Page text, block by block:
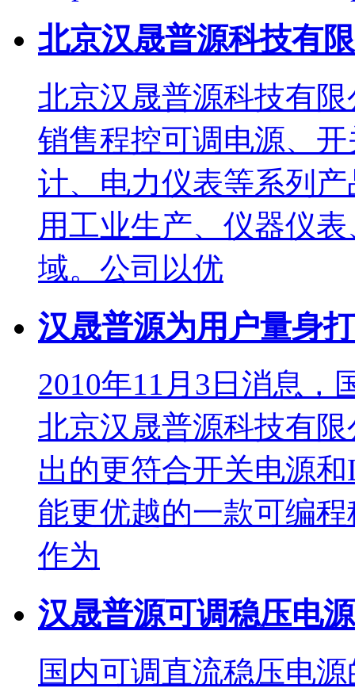
北京汉晟普源科技有
北京汉晟普源科技有
销售程控可调电源、
计、电力仪表等系列
用工业生产、仪器仪
域。公司以优
汉晟普源为用户量身
2010年11月3日消息，
北京汉晟普源科技有
出的更符合开关电源
能更优越的一款可编
作为
汉晟普源可调稳压电
国内可调直流稳压电